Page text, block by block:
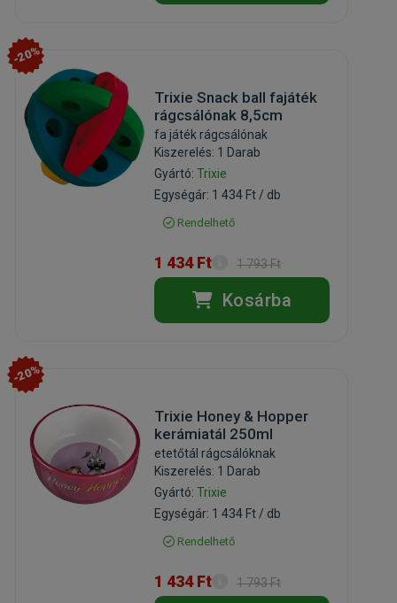
-20%
Trixie Snack ball fajáték
rágcsálónak 8,5cm
fa játék rágcsálónak
Kiszerelés: 1 Darab
Gyártó: Trixie
Egységár: 1 434 Ft / db
Rendelhető
1 434 Ft 1 793 Ft
Kosárba
-20%
Trixie Honey & Hopper
kerámiatál 250ml
etetőtál rágcsálóknak
Kiszerelés: 1 Darab
Gyártó: Trixie
Egységár: 1 434 Ft / db
Rendelhető
1 434 Ft 1 793 Ft